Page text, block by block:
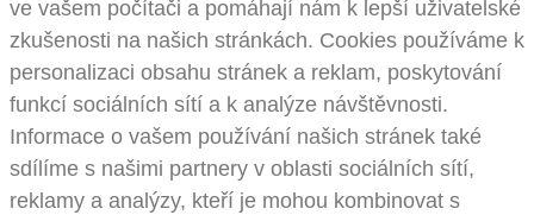
ve vašem počítači a pomáhají nám k lepší uživatelské
zkušenosti na našich stránkách. Cookies používáme k
personalizaci obsahu stránek a reklam, poskytování
funkcí sociálních sítí a k analýze návštěvnosti.
Informace o vašem používání našich stránek také
sdílíme s našimi partnery v oblasti sociálních sítí,
reklamy a analýzy, kteří je mohou kombinovat s